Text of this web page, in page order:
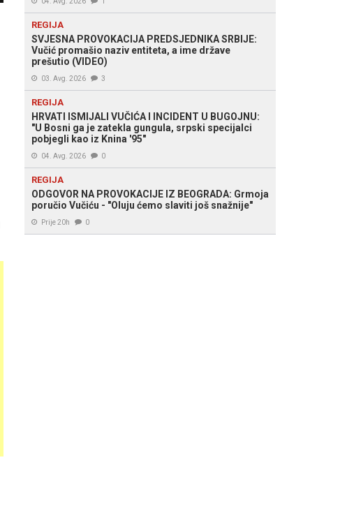
REGIJA
SVJESNA PROVOKACIJA PREDSJEDNIKA SRBIJE:
Vučić promašio naziv entiteta, a ime države
prešutio (VIDEO)
03. Avg. 2026 3
REGIJA
HRVATI ISMIJALI VUČIĆA I INCIDENT U BUGOJNU:
"U Bosni ga je zatekla gungula, srpski specijalci
pobjegli kao iz Knina '95"
04. Avg. 2026 0
REGIJA
ODGOVOR NA PROVOKACIJE IZ BEOGRADA: Grmoja
poručio Vučiću - "Oluju ćemo slaviti još snažnije"
Prije 20h 0